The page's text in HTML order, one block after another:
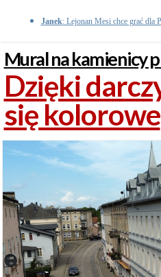
Janek: Lejonan Mesi chce grać dla
Mural na kamienicy
Dzięki
się kolorowe